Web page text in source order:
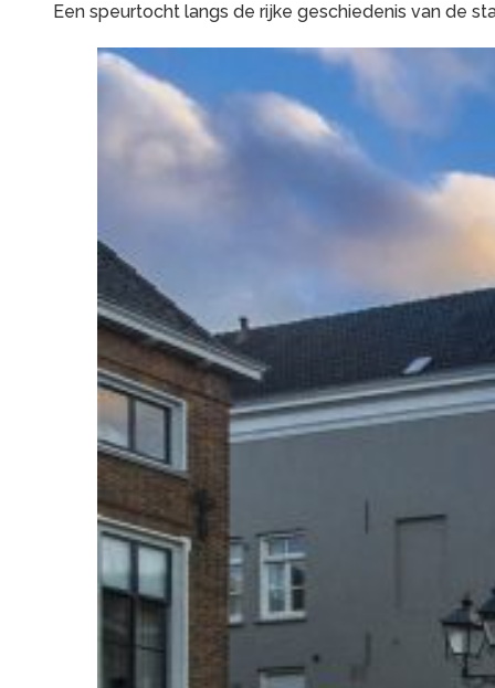
Een speurtocht langs de rijke geschiedenis van de